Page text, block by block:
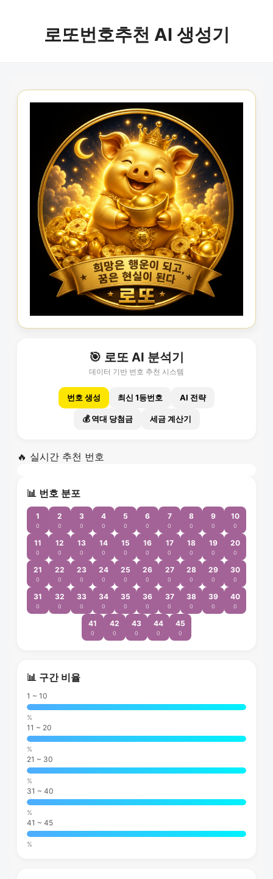
로또번호추천 AI 생성기
🎯 로또 AI 분석기
데이터 기반 번호 추천 시스템
번호 생성 최신 1등번호 AI 전략
💰 역대 당첨금 세금 계산기
🔥 실시간 추천 번호
📊 번호 분포
1
0
2
0
3
0
4
0
5
0
6
0
7
0
8
0
9
0
10
0
11
0
12
0
13
0
14
0
15
0
16
0
17
0
18
0
19
0
20
0
21
0
22
0
23
0
24
0
25
0
26
0
27
0
28
0
29
0
30
0
31
0
32
0
33
0
34
0
35
0
36
0
37
0
38
0
39
0
40
0
41
0
42
0
43
0
44
0
45
0
📊 구간 비율
1 ~ 10
%
11 ~ 20
%
21 ~ 30
%
31 ~ 40
%
41 ~ 45
%